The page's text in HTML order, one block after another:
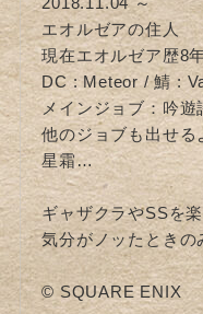
エオルゼアの住人
現在エオルゼア歴8
DC : Meteor / 鯖 :
メインジョブ：吟遊
他のジョブも出せ
星霜…
ギャザクラやSSを
気分がノッたときの
© SQUARE ENIX